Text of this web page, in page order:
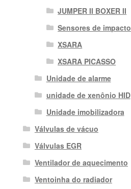
JUMPER II BOXER II
Sensores de impacto
XSARA
XSARA PICASSO
Unidade de alarme
unidade de xenônio HID
Unidade imobilizadora
Válvulas de vácuo
Válvulas EGR
Ventilador de aquecimento
Ventoinha do radiador